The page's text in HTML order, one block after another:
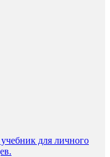
для личного